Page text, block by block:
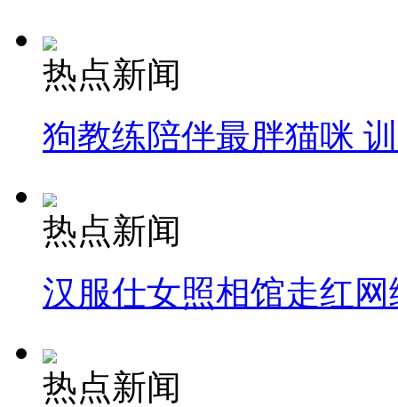
热点新闻
狗教练陪伴最胖猫咪
热点新闻
汉服仕女照相馆走红网
热点新闻